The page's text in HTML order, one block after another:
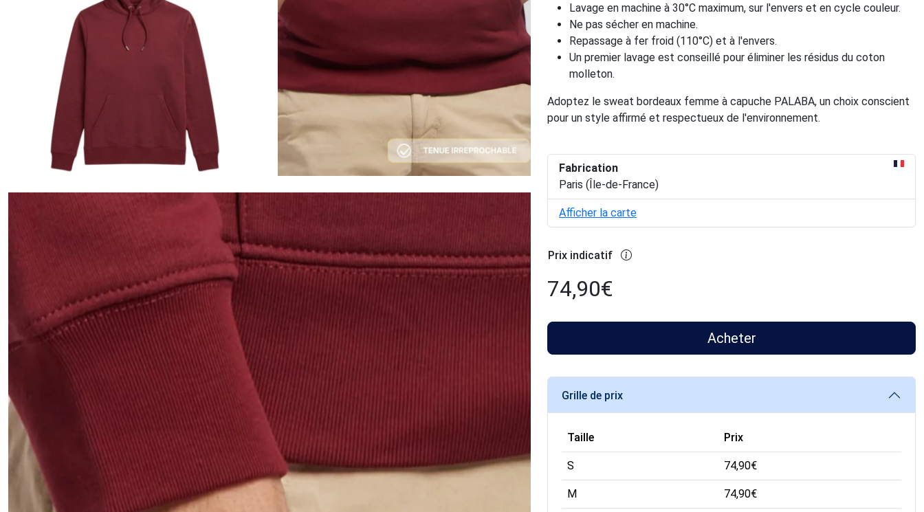
Lavage en machine à 30°C maximum, sur l'envers et en cycle couleur.
Ne pas sécher en machine.
Repassage à fer froid (110°C) et à l'envers.
Un premier lavage est conseillé pour éliminer les résidus du coton
molleton.
Adoptez le sweat bordeaux femme à capuche PALABA, un choix conscient
pour un style affirmé et respectueux de l'environnement.
Fabrication
Paris (Île-de-France)
Afficher la carte
Prix indicatif
74,90€
Acheter
Grille de prix
Taille Prix
S 74,90€
M 74,90€